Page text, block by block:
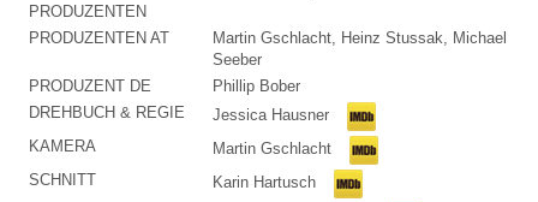
PRODUZENTEN
PRODUZENTEN AT
Martin Gschlacht, Heinz Stussak, Michael
Seeber
PRODUZENT DE
Phillip Bober
DREHBUCH & REGIE
Jessica Hausner
KAMERA
Martin Gschlacht
SCHNITT
Karin Hartusch